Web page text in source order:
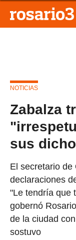
NOTICIAS
Zabalza
sus
El secretario de
declaraciones
"Le tendría que
gobernó
de la ciudad
sostuvo